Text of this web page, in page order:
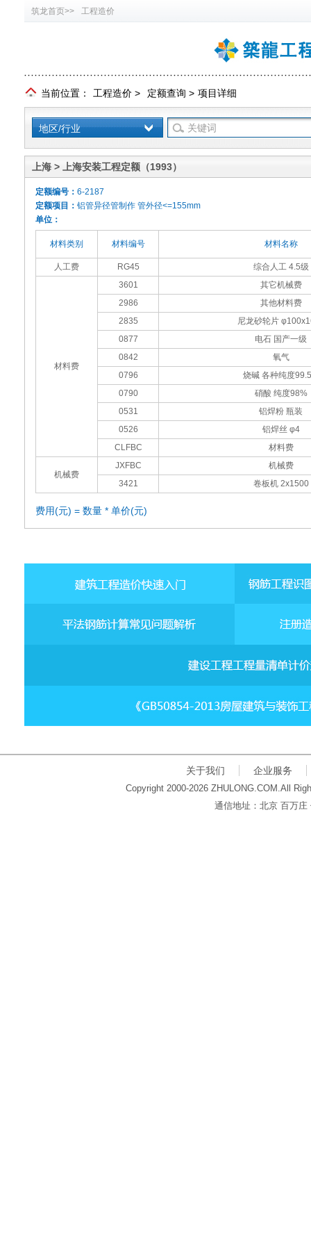
筑龙首页>> 工程造价
当前位置： 工程造价 > 定额查询 > 项目详细
地区/行业
上海 > 上海安装工程定额（1993）
定额编号： 6-2187
定额项目： 铝管异径管制作 管外径<=155mm
单位：
材料类别 材料编号 材料名称
人工费 RG45 综合人工 4.5级
材料费
3601
其它机械费
2986
其他材料费
2835
尼龙砂轮片
0877
电石 国产一级
0842
氧气
0796
烧碱 各种纯度
0790
硝酸 纯度98%
0531
铝焊粉 瓶装
0526
铝焊丝 φ4
CLFBC
材料费
机械费
JXFBC
机械费
3421
卷板机 2x1500
费用(元) = 数量 * 单价(元)
关于我们 企业服务
Copyright 2000-2026 ZHULONG.COM.All
通信地址：北京 百万